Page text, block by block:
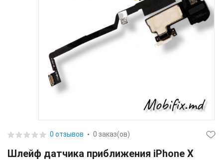
0 отзывов 0 заказ(ов)
Шлейф датчика приближения iPhone X